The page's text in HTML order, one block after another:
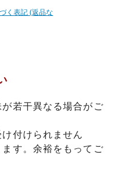
く表記 (返品な
若干異なる場合がご
付けられません
す。余裕をもってご